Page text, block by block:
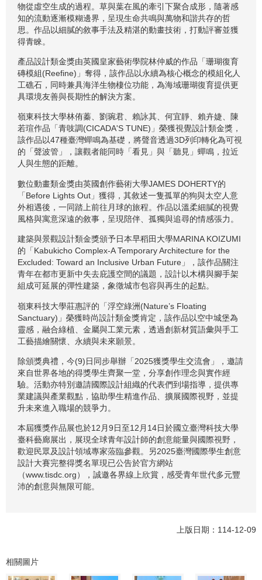
物從虛空生成的過程。草與葉在風的牽引下聚合成形，隨著感
知的流動逐漸模糊邊界，呈現生命共鳴與萬物和諧共存的哲
思。作品以細膩的敘事手法及精湛的動畫技術，打動評審並獲
得青睞。
產品設計類金獎由英國皇家藝術學院林仲威的作品「珊瑚復育
磚模組(Reefine)」奪得，該作品以永續為核心概念的模組化人
工礁石，同時兼具海洋生物棲位功能，為海域珊瑚復育提供更
具環境友善與長期性的解決方案。
嶺東科技大學林侑蓁、劉琬君、賴詠其、何宜靜、賴卉婕、陳
若瑄作品「青吱調(CICADA'S TUNE)」榮獲視覺設計類金獎，
該作品以47種臺灣蟬鳴為基礎，將聲音透過3D列印轉化為可視
的「聲波管」，讓觀者能同時「看見」與「聽見」蟬鳴，拉近
人與生態的距離。
數位動畫類金獎由英國創作藝術大學JAMES DOHERTY的
「Before Lights Out」獲得，其敘述一隻孤單的狗與太空人意
外相遇後，一同踏上前往月球的旅程。作品以溫柔細膩的視覺
風格與寓意深遠的敘事，呈現陪伴、孤獨與追尋的情感張力。
建築與景觀設計類金獎頒予日本早稻田大學MARINA KOIZUMI
的「Kabukicho Complex-A Temporary Architecture for the
Excluded: Toward an Inclusive Urban Future」，該作品關注
青年在都市更新中失去庇護空間的議題，設計以木構與腳手架
組成可延展的彈性建築，象徵城市包容與再生的起點。
嶺東科技大學莊惠評的「浮空綠洲(Nature’s Floating
Sanctuary)」榮獲時尚設計類金獎肯定，該作品以空中城堡為
靈感，融合綠植、金屬與工業元素，透過創新材質語彙與手工
工藝描繪關懷、永續與未來願景。
除頒獎典禮，今(9)日同步舉辦「2025獲獎學生交流會」，邀請
來自世界各地的得獎學生齊聚一堂，分享創作理念與實作經
驗。活動亦特別邀請國際設計組織的代表們到場指導，提供專
業建議與產業觀點，協助學生精進作品、擴展國際視野，並提
升未來進入職場的競爭力。
本屆獲獎作品展也於12月9日至12月14日於國立臺灣科技大學
臺科藝廊展出，展現全球青年設計師的創意能量與國際視野，
歡迎民眾及設計領域專家蒞臨參觀。另2025臺灣國際學生創意
設計大賽完整得獎名單現已公告於官方網站
（www.tisdc.org），誠邀各界線上欣賞，感受青年世代多元豐
沛的創意與無限可能。
上版日期：114-12-09
相關圖片